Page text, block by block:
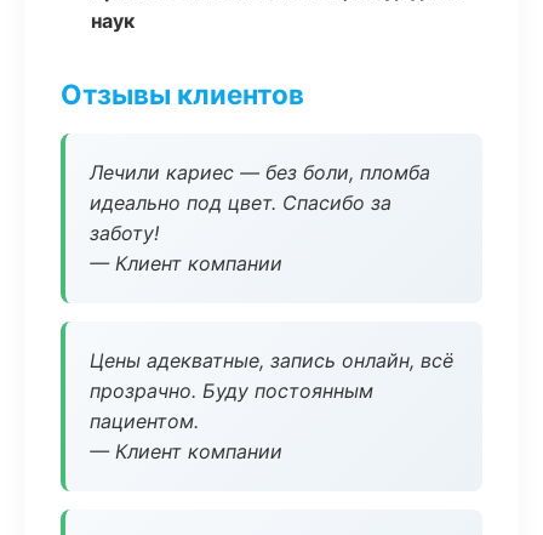
наук
Отзывы клиентов
Лечили кариес — без боли, пломба
идеально под цвет. Спасибо за
заботу!
— Клиент компании
Цены адекватные, запись онлайн, всё
прозрачно. Буду постоянным
пациентом.
— Клиент компании